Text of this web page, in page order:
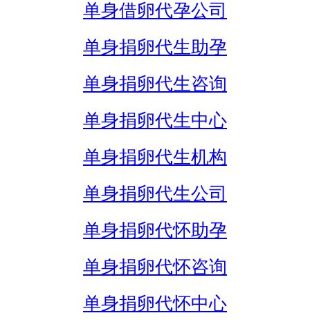
单身借卵代孕公司
单身捐卵代生助孕
单身捐卵代生咨询
单身捐卵代生中心
单身捐卵代生机构
单身捐卵代生公司
单身捐卵代怀助孕
单身捐卵代怀咨询
单身捐卵代怀中心